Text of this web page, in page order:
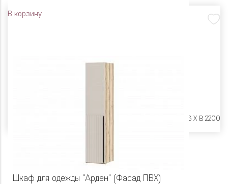
В корзину
Ш 900 X Г 606 X В 2200
Шкаф для одежды "Арден" (Фасад ПВХ)